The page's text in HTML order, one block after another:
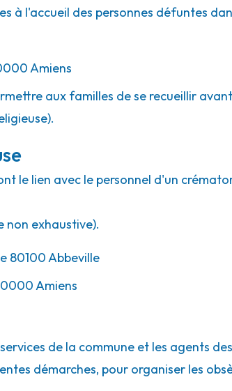
à l'accueil des personnes défuntes
Amiens
aux familles de se recueillir
le lien avec le personnel d'un
non exhaustive).
80100 Abbeville
Amiens
de la commune et les agents
démarches, pour organiser les